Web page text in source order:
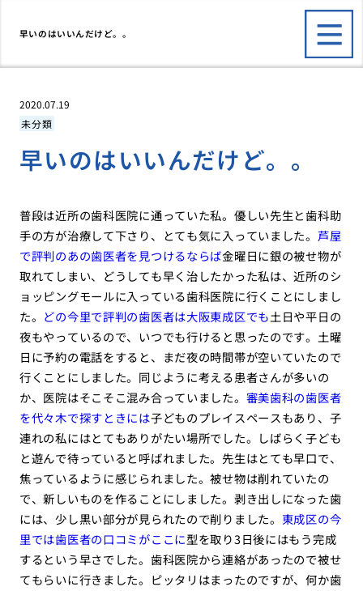
早いのはいいんだけど。。
2020.07.19
未分類
早いのはいいんだけど。。
普段は近所の歯科医院に通っていた私。優しい先生と歯科助
手の方が治療して下さり、とても気に入っていました。 芦屋
で評判のあの歯医者を見つけるならば金曜日に銀の被せ物が
取れてしまい、どうしても早く治したかった私は、近所のシ
ョッピングモールに入っている歯科医院に行くことにしまし
た。 どの今里で評判の歯医者は大阪東成区でも土日や平日の
夜もやっているので、いつでも行けると思ったのです。土曜
日に予約の電話をすると、まだ夜の時間帯が空いていたので
行くことにしました。同じように考える患者さんが多いの
か、医院はそこそこ混み合っていました。 審美歯科の歯医者
を代々木で探すときには子どものプレイスペースもあり、子
連れの私にはとてもありがたい場所でした。しばらく子ども
と遊んで待っていると呼ばれました。先生はとても早口で、
焦っているように感じられました。被せ物は削れていたの
で、新しいものを作ることにしました。剥き出しになった歯
には、少し黒い部分が見られたので削りました。 東成区の今
里では歯医者の口コミがここに型を取り3日後にはもう完成
するという早さでした。歯科医院から連絡があったので被せ
てもらいに行きました。ピッタリはまったのですが、何か歯